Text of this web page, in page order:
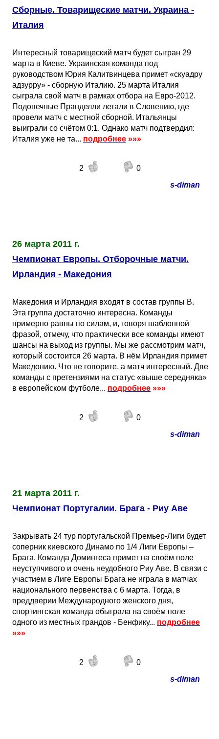
Сборные. Товарищеские матчи. Украина -
Италия
Интересный товарищеский матч будет сыгран 29
марта в Киеве. Украинская команда под
руководством Юрия Калитвинцева примет «скуадру
адзурру» - сборную Италию. 25 марта Италия
сыграла свой матч в рамках отбора на Евро-2012.
Подопечные Пранделли летали в Словению, где
провели матч с местной сборной. Итальянцы
выиграли со счётом 0:1. Однако матч подтвердил:
Италия уже не та... подробнее »»»
2
0
s-diman
26 марта 2011 г.
Чемпионат Европы. Отборочные матчи.
Ирландия - Македония
Македония и Ирландия входят в состав группы B.
Эта группа достаточно интересна. Команды
примерно равны по силам, и, говоря шаблонной
фразой, отмечу, что практически все команды имеют
шансы на выход из группы. Мы же рассмотрим матч,
который состоится 26 марта. В нём Ирландия примет
Македонию. Что не говорите, а матч интересный. Две
команды с претензиями на статус «выше середняка»
в европейском футболе... подробнее »»»
2
0
s-diman
21 марта 2011 г.
Чемпионат Португалии. Брага - Риу Аве
Закрывать 24 тур португальской Премьер-Лиги будет
соперник киевского Динамо по 1/4 Лиги Европы –
Брага. Команда Домингеса примет на своём поле
неуступчивого и очень неудобного Риу Аве. В связи с
участием в Лиге Европы Брага не играла в матчах
национального первенства с 6 марта. Тогда, в
преддверии Международного женского дня,
спортингская команда обыграла на своём поле
одного из местных грандов - Бенфику... подробнее
»»»
2
0
s-diman